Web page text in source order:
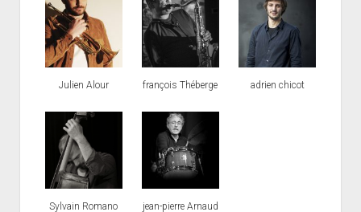
Julien Alour françois Théberge adrien chicot
Sylvain Romano jean-pierre Arnaud